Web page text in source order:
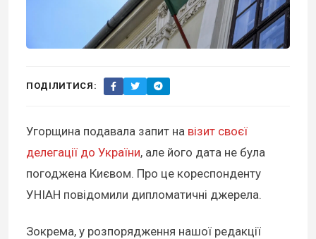
ПОДІЛИТИСЯ:
Угорщина подавала запит на візит своєї
делегації до України, але його дата не була
погоджена Києвом. Про це кореспонденту
УНІАН повідомили дипломатичні джерела.
Зокрема, у розпорядження нашої редакції